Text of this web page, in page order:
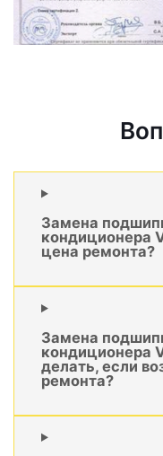
Замена
кондиционера
цена ремонта?
Замена
кондиционера
делать, если
ремонта?